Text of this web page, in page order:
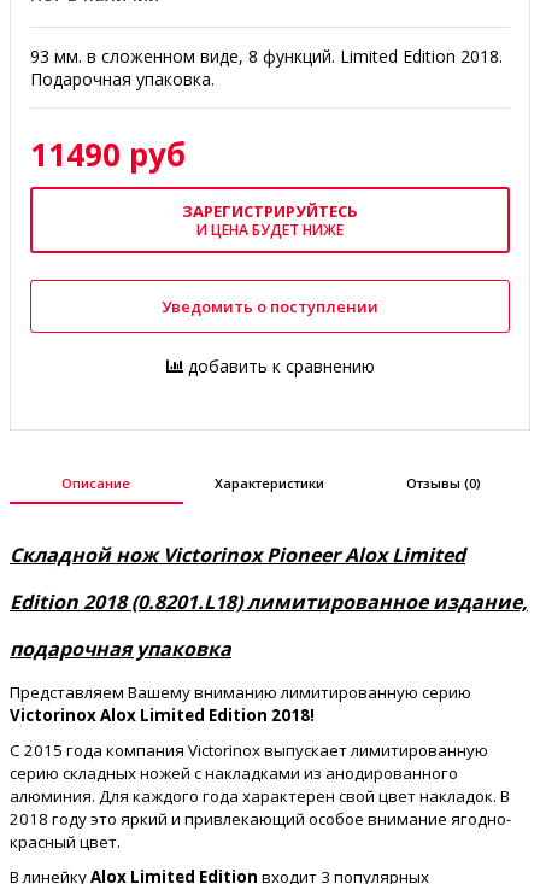
93 мм. в сложенном виде, 8 функций. Limited Edition 2018.
Подарочная упаковка.
11490 руб
ЗАРЕГИСТРИРУЙТЕСЬ
И ЦЕНА БУДЕТ НИЖЕ
Уведомить о поступлении
добавить к сравнению
Описание Характеристики Отзывы (0)
Складной нож Victorinox Pioneer Alox Limited
Edition 2018 (0.8201.L18) лимитированное издание,
подарочная упаковка
Представляем Вашему вниманиюлимитированную серию
Victorinox Alox Limited Edition 2018!
С 2015 года компания Victorinox выпускает лимитированную
серию складных ножей с накладками из анодированного
алюминия. Для каждого года характерен свой цвет накладок. В
2018 году это яркий и привлекающий особое внимание ягодно-
красный цвет.
В линейкуAlox Limited Edition входит 3 популярных